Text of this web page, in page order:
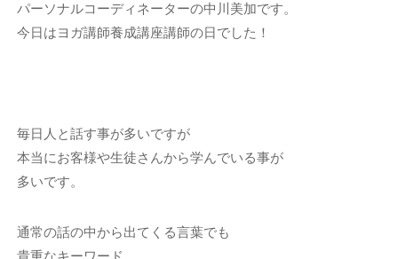
パーソナルコーディネーターの中川美加です。
今日はヨガ講師養成講座講師の日でした！
毎日人と話す事が多いですが
本当にお客様や生徒さんから学んでいる事が
多いです。
通常の話の中から出てくる言葉でも